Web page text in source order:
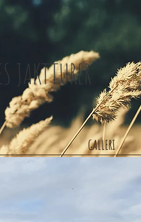
JAKTTURER
GALLERI